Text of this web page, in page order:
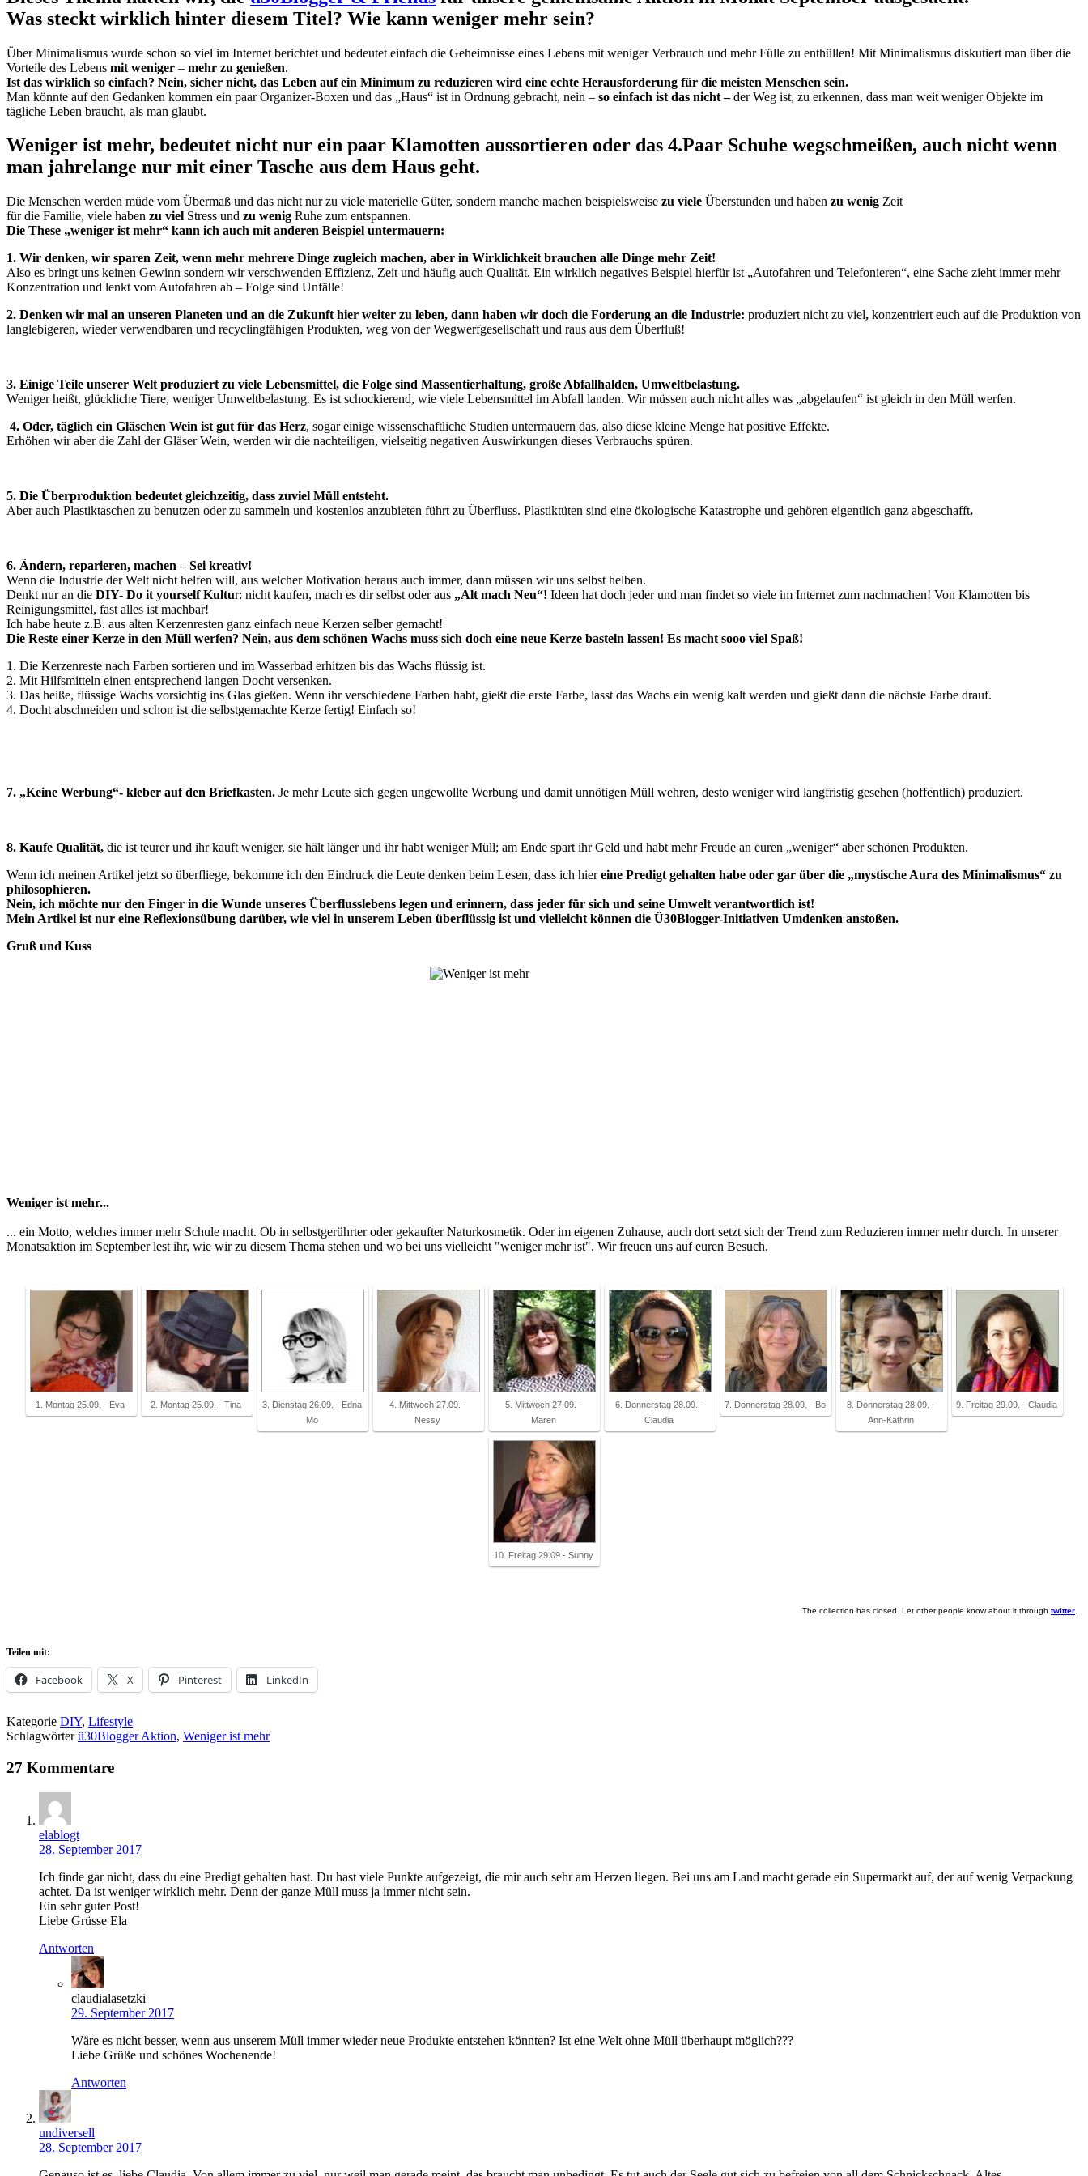
Was steckt wirklich hinter diesem Titel? Wie kann weniger mehr sein?
Über Minimalismus wurde schon so viel im Internet berichtet und bedeutet einfach die Geheimnisse eines Lebens mit weniger Verbrauch und mehr Fülle zu enthüllen! Mit Minimalismus diskutiert man über die
Vorteile des Lebens mit weniger – mehr zu genießen.
Ist das wirklich so einfach? Nein, sicher nicht, das Leben auf ein Minimum zu reduzieren wird eine echte Herausforderung für die meisten Menschen sein.
Man könnte auf den Gedanken kommen ein paar Organizer-Boxen und das „Haus“ ist in Ordnung gebracht, nein – so einfach ist das nicht –der Weg ist, zu erkennen, dass man weit weniger Objekte im
tägliche Leben braucht, als man glaubt.
Weniger ist mehr, bedeutet nicht nur ein paar Klamotten aussortieren oder das 4.Paar Schuhe wegschmeißen, auch nicht wenn
man jahrelange nur mit einer Tasche aus dem Haus geht.
Die Menschen werden müde vom Übermaß und das nicht nur zu viele materielle Güter, sondern manche machen beispielsweise zu viele Überstunden und haben zu wenig Zeit
für die Familie, viele haben zu viel Stress und zu wenig Ruhe zum entspannen.
Die These „weniger ist mehr“ kann ich auch mit anderen Beispiel untermauern:
1. Wir denken, wir sparen Zeit, wenn mehr mehrere Dinge zugleich machen, aber in Wirklichkeit brauchen alle Dinge mehr Zeit!
Also es bringt uns keinen Gewinn sondern wir verschwenden Effizienz, Zeit und häufig auch Qualität. Ein wirklich negatives Beispiel hierfür ist „Autofahren und Telefonieren“, eine Sache zieht immer mehr
Konzentration und lenkt vom Autofahren ab – Folge sind Unfälle!
2. Denken wir mal an unseren Planeten und an die Zukunft hier weiter zu leben, dann haben wir doch die Forderung an die Industrie: produziert nicht zu viel, konzentriert euch auf die Produktion von
langlebigeren, wieder verwendbaren und recyclingfähigen Produkten, weg von der Wegwerfgesellschaft und raus aus dem Überfluß!
3. Einige Teile unserer Welt produziert zu viele Lebensmittel, die Folge sind Massentierhaltung, große Abfallhalden, Umweltbelastung.
Weniger heißt, glückliche Tiere, weniger Umweltbelastung. Es ist schockierend, wie viele Lebensmittel im Abfall landen. Wir müssen auch nicht alles was „abgelaufen“ ist gleich in den Müll werfen.
4. Oder, täglich ein Gläschen Wein ist gut für das Herz, sogar einige wissenschaftliche Studien untermauern das, also diese kleine Menge hat positive Effekte.
Erhöhen wir aber die Zahl der Gläser Wein, werden wir die nachteiligen, vielseitig negativen Auswirkungen dieses Verbrauchs spüren.
5. Die Überproduktion bedeutet gleichzeitig, dass zuviel Müll entsteht.
Aber auch Plastiktaschen zu benutzen oder zu sammeln und kostenlos anzubieten führt zu Überfluss. Plastiktüten sind eine ökologische Katastrophe und gehören eigentlich ganz abgeschafft.
6. Ändern, reparieren, machen – Sei kreativ!
Wenn die Industrie der Welt nicht helfen will, aus welcher Motivation heraus auch immer, dann müssen wir uns selbst helben.
Denkt nur an die DIY- Do it yourself Kultur: nicht kaufen, mach es dir selbst oder aus „Alt mach Neu“! Ideen hat doch jeder und man findet so viele im Internet zum nachmachen! Von Klamotten bis
Reinigungsmittel, fast alles ist machbar!
Ich habe heute z.B. aus alten Kerzenresten ganz einfach neue Kerzen selber gemacht!
Die Reste einer Kerze in den Müll werfen? Nein, aus dem schönen Wachs muss sich doch eine neue Kerze basteln lassen! Es macht sooo viel Spaß!
1. Die Kerzenreste nach Farben sortieren und im Wasserbad erhitzen bis das Wachs flüssig ist.
2. Mit Hilfsmitteln einen entsprechend langen Docht versenken.
3. Das heiße, flüssige Wachs vorsichtig ins Glas gießen. Wenn ihr verschiedene Farben habt, gießt die erste Farbe, lasst das Wachs ein wenig kalt werden und gießt dann die nächste Farbe drauf.
4. Docht abschneiden und schon ist die selbstgemachte Kerze fertig! Einfach so!
7. „Keine Werbung“- kleber auf den Briefkasten. Je mehr Leute sich gegen ungewollte Werbung und damit unnötigen Müll wehren, desto weniger wird langfristig gesehen (hoffentlich) produziert.
8. Kaufe Qualität, die ist teurer und ihr kauft weniger, sie hält länger und ihr habt weniger Müll; am Ende spart ihr Geld und habt mehr Freude an euren „weniger“ aber schönen Produkten.
Wenn ich meinen Artikel jetzt so überfliege, bekomme ich den Eindruck die Leute denken beim Lesen, dass ich hiereine Predigt gehalten habe oder gar über die „mystische Aura des Minimalismus“ zu
philosophieren.
Nein, ich möchte nur den Finger in die Wunde unseres Überflusslebens legen und erinnern, dass jeder für sich und seine Umwelt verantwortlich ist!
Mein Artikel ist nur eine Reflexionsübung darüber, wie viel in unserem Leben überflüssig ist und vielleicht können die Ü30Blogger-Initiativen Umdenken anstoßen.
Gruß und Kuss
Weniger ist mehr...
... ein Motto, welches immer mehr Schule macht. Ob in selbstgerührter oder gekaufter Naturkosmetik. Oder im eigenen Zuhause, auch dort setzt sich der Trend zum Reduzieren immer mehr durch. In unserer
Monatsaktion im September lest ihr, wie wir zu diesem Thema stehen und wo bei uns vielleicht "weniger mehr ist". Wir freuen uns auf euren Besuch.
1. Montag 25.09. - Eva 2. Montag 25.09. - Tina
3. Dienstag 26.09. - Edna
Mo
4. Mittwoch 27.09. -
Nessy
5. Mittwoch 27.09. -
Maren
6. Donnerstag 28.09. -
Claudia
7. Donnerstag 28.09. - Bo
8. Donnerstag 28.09. -
Ann-Kathrin
9. Freitag 29.09. - Claudia
10. Freitag 29.09.- Sunny
The collection has closed. Let other people know about it through twitter.
Teilen mit:
Facebook X Pinterest LinkedIn
Kategorie DIY, Lifestyle
Schlagwörterü30Blogger Aktion, Weniger ist mehr
27 Kommentare
elablogt
28. September 2017
Ich finde gar nicht, dass du eine Predigt gehalten hast. Du hast viele Punkte aufgezeigt, die mir auch sehr am Herzen liegen. Bei uns am Land macht gerade ein Supermarkt auf, der auf wenig Verpackung
achtet. Da ist weniger wirklich mehr. Denn der ganze Müll muss ja immer nicht sein.
Ein sehr guter Post!
Liebe Grüsse Ela
Antworten
claudialasetzki
29. September 2017
Wäre es nicht besser, wenn aus unserem Müll immer wieder neue Produkte entstehen könnten? Ist eine Welt ohne Müll überhaupt möglich???
Liebe Grüße und schönes Wochenende!
Antworten
undiversell
28. September 2017